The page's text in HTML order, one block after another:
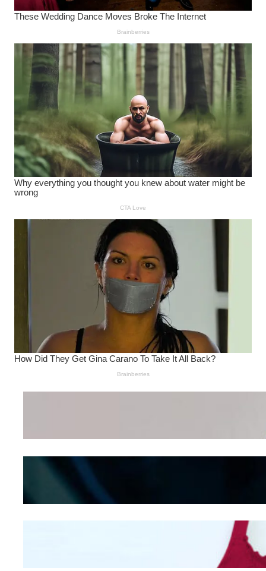
Wanita Pamer Pakaian
Kepribadian
Mengintip Kepribadian
Wanita Dari Warna Bra